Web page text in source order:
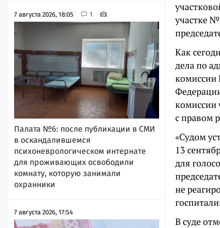
7 августа 2026, 18:05 1
Палата №6: после публикации в СМИ
в оскандалившемся
психоневрологическом интернате
для проживающих освободили
комнату, которую занимали
охранники
7 августа 2026, 17:54
участке
Как
дела по
комиссии
комиссии
с правом
«Судом
13
для
не
В суде